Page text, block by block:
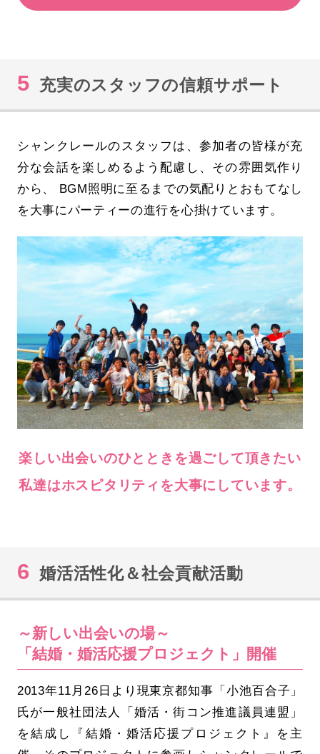
5 充実のスタッフの信頼サポート
シャンクレールのスタッフは、参加者の皆様が充
分な会話を楽しめるよう配慮し、その雰囲気作り
から、 BGM照明に至るまでの気配りとおもてなし
を大事にパーティーの進行を心掛けています。
楽しい出会いのひとときを過ごして頂きたい
私達はホスピタリティを大事にしています。
6 婚活活性化＆社会貢献活動
～新しい出会いの場～
「結婚・婚活応援プロジェクト」開催
2013年11月26日より現東京都知事「小池百合子」
氏が一般社団法人「婚活・街コン推進議員連盟」
を結成し『結婚・婚活応援プロジェクト』を主